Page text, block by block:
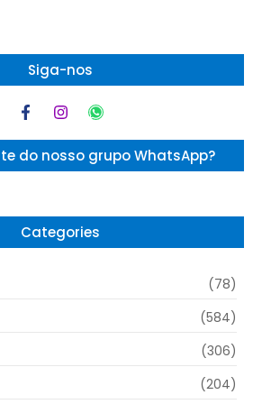
Siga-nos
do nosso grupo WhatsApp?
Categories
(78)
(584)
(306)
(204)